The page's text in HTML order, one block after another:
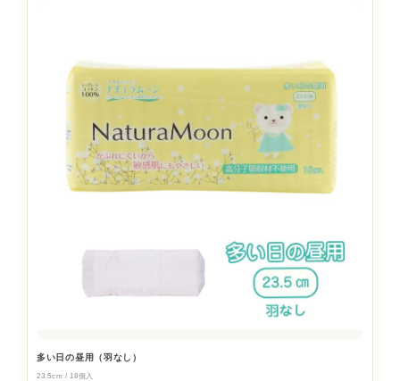
多い日の昼用（羽なし）
23.5cm / 18個入